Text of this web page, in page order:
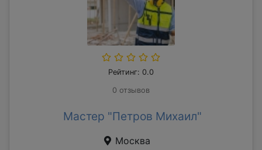
Рейтинг: 0.0
0 отзывов
Мастер "Петров Михаил"
Москва